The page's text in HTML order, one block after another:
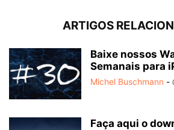
ARTIGOS
Baixe nossos
Semanais para
Michel Buschmann -
Faça aqui o